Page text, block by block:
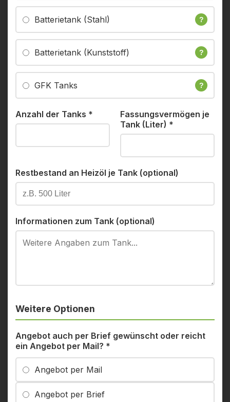
Batterietank (Stahl) ?
Batterietank (Kunststoff) ?
GFK Tanks ?
Anzahl der Tanks *
Fassungsvermögen je
Tank (Liter) *
Restbestand an Heizöl je Tank (optional)
Informationen zum Tank (optional)
Weitere Optionen
Angebot auch per Brief gewünscht oder reicht
ein Angebot per Mail? *
Angebot per Mail
Angebot per Brief